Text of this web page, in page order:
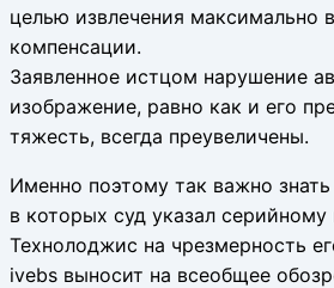
целью извлечения максимально
компенсации.
Заявленное истцом нарушение
изображение, равно как и его
тяжесть, всегда преувеличены.
Именно поэтому так важно
в которых суд указал
Технолоджис на чрезмерность
ivebs выносит на всеобщее